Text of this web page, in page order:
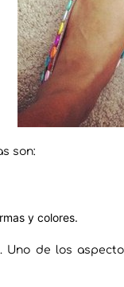
son:
y colores.
Uno de los